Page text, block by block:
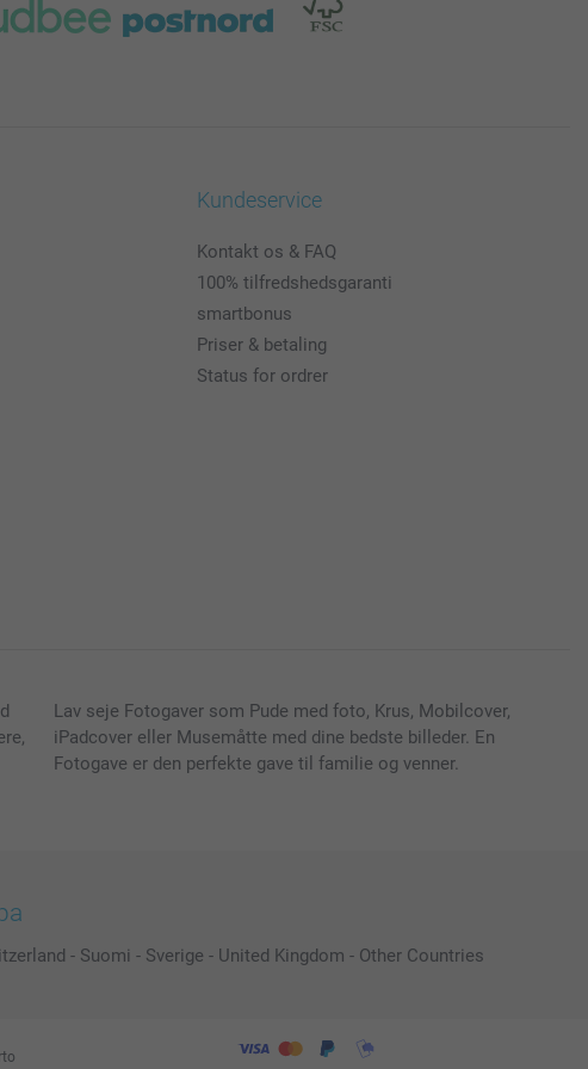
Kundeservice
Kontakt os & FAQ
100% tilfredshedsgaranti
smartbonus
Priser & betaling
Status for ordrer
Lav seje Fotogaver som Pude med foto, Krus, Mobilcover,
iPadcover eller Musemåtte med dine bedste billeder. En
Fotogave er den perfekte gave til familie og venner.
- Suomi - Sverige - United Kingdom - Other Countries